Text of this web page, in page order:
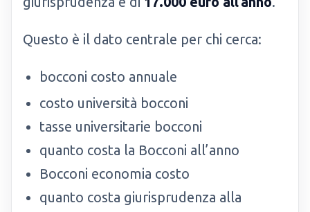
Questo è il dato centrale per chi cerca:
bocconi costo annuale
costo università bocconi
tasse universitarie bocconi
quanto costa la Bocconi all’anno
Bocconi economia costo
quanto costa giurisprudenza alla